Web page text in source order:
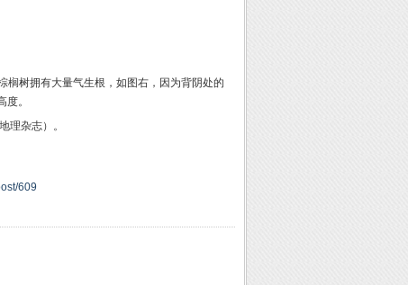
榈树拥有大量气生根，如图右，因为背阴处的
。
理杂志）。
609